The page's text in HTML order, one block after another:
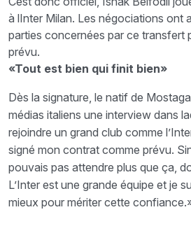
à lInter Milan. Les négociations ont
parties concernées par ce transfert
prévu.
«Tout est bien qui finit bien»
Dès la signature, le natif de
médias italiens une interview dans
rejoindre un grand club comme
signé mon contrat comme prévu.
pouvais pas attendre plus que ça,
L’Inter est une grande équipe et je
mieux pour mériter cette